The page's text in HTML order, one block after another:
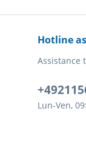
Hotline
Assistance
Lun-Ven,